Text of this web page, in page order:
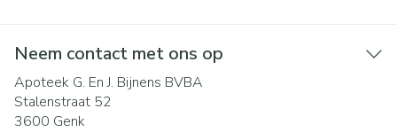
Neem contact met ons op
Apoteek G. En J. Bijnens BVBA
Stalenstraat 52
3600 Genk